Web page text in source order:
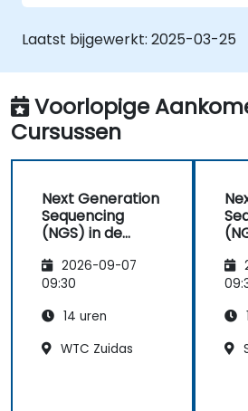
afkomstbepaling.
NGS in te zetten bij
complexe DNA-monsters.
Bio-informatiche
passen voor forensische
analyse.
De juridische en ethische
forensische genomics
Laatst bijgewerkt: 2025-03-25
Voorlopige
Cursussen
Next Generation
Sequencing
(NGS) in de
genetica en
antropologie
2026-09-07
09:30
14 uren
WTC Zuidas